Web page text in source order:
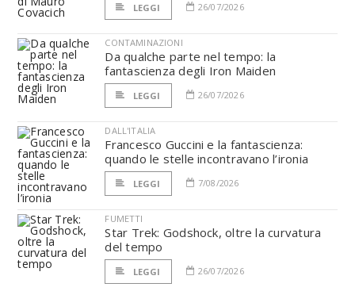
LEGGI 26/07/2026
CONTAMINAZIONI
Da qualche parte nel tempo: la
fantascienza degli Iron Maiden
LEGGI 26/07/2026
DALL'ITALIA
Francesco Guccini e la fantascienza:
quando le stelle incontravano l’ironia
LEGGI 7/08/2026
FUMETTI
Star Trek: Godshock, oltre la curvatura
del tempo
LEGGI 26/07/2026